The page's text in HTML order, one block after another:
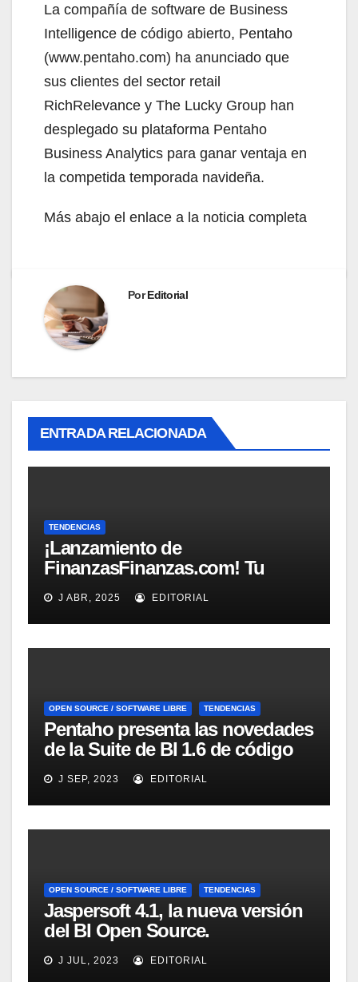
La compañía de software de Business
Intelligence de código abierto, Pentaho
(www.pentaho.com) ha anunciado que
sus clientes del sector retail
RichRelevance y The Lucky Group han
desplegado su plataforma Pentaho
Business Analytics para ganar ventaja en
la competida temporada navideña.
Más abajo el enlace a la noticia completa
PorEditorial
ENTRADA RELACIONADA
TENDENCIAS
¡Lanzamiento de
FinanzasFinanzas.com! Tu
nueva fuente confiable de
educación financiera
J ABR, 2025 EDITORIAL
OPEN SOURCE / SOFTWARE LIBRE TENDENCIAS
Pentaho presenta las novedades
de la Suite de BI 1.6 de código
abierto
J SEP, 2023 EDITORIAL
OPEN SOURCE / SOFTWARE LIBRE TENDENCIAS
Jaspersoft 4.1, la nueva versión
del BI Open Source.
Introducción y demo. Webinar
de 1 hora.
J JUL, 2023 EDITORIAL